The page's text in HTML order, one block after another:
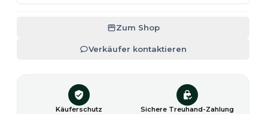
Zum Shop
Verkäufer kontaktieren
Käuferschutz Sichere Treuhand-Zahlung